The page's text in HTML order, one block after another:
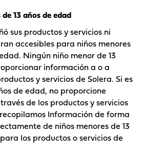
13 años de edad
sus productos y servicios ni
accesibles para niños menores
Ningún niño menor de 13
información a o a
y servicios de Solera. Si es
de edad, no proporcione
de los productos y servicios
Información de forma
de niños menores de 13
los productos o servicios de